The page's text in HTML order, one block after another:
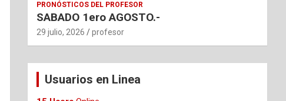
PRONÓSTICOS DEL PROFESOR
SABADO 1ero AGOSTO.-
29 julio, 2026 profesor
Usuarios en Linea